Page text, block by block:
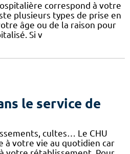
correspond à votre
plusieurs types de prise en
âge ou de la raison pour
Si v
le service de
cultes… Le CHU
à votre vie au quotidien car